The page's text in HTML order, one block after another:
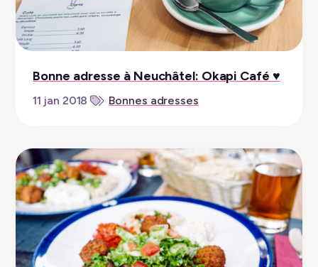
Bonne adresse à Neuchâtel: Okapi Café ♥︎
11 jan 2018 Bonnes adresses